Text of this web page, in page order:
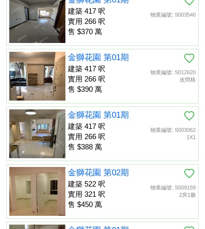
物業編號: S003540
建築 417 呎
實用 266 呎
售 $370 萬
物業編號: S012620
改間格
金獅花園 第01期
建築 417 呎
實用 266 呎
售 $390 萬
物業編號: S003062
1X1
金獅花園 第01期
建築 417 呎
實用 266 呎
售 $388 萬
物業編號: S009159
2房1廳
金獅花園 第02期
建築 522 呎
實用 321 呎
售 $450 萬